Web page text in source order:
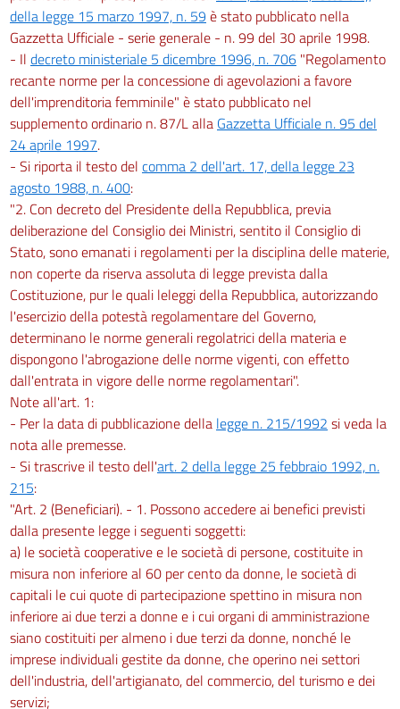
della legge 15 marzo 1997, n. 59 è stato pubblicato nella
Gazzetta Ufficiale - serie generale - n. 99 del 30 aprile 1998.
- Il decreto ministeriale 5 dicembre 1996, n. 706 "Regolamento
recante norme per la concessione di agevolazioni a favore
dell'imprenditoria femminile" è stato pubblicato nel
supplemento ordinario n. 87/L alla Gazzetta Ufficiale n. 95 del
24 aprile 1997.
- Si riporta il testo del comma 2 dell'art. 17, della legge 23
agosto 1988, n. 400:
"2. Con decreto del Presidente della Repubblica, previa
deliberazione del Consiglio dei Ministri, sentito il Consiglio di
Stato, sono emanati i regolamenti per la disciplina delle materie,
non coperte da riserva assoluta di legge prevista dalla
Costituzione, pur le quali leleggi della Repubblica, autorizzando
l'esercizio della potestà regolamentare del Governo,
determinano le norme generali regolatrici della materia e
dispongono l'abrogazione delle norme vigenti, con effetto
dall'entrata in vigore delle norme regolamentari".
Note all'art. 1:
- Per la data di pubblicazione della legge n. 215/1992 si veda la
nota alle premesse.
- Si trascrive il testo dell'art. 2 della legge 25 febbraio 1992, n.
215:
"Art. 2 (Beneficiari). - 1. Possono accedere ai benefici previsti
dalla presente legge i seguenti soggetti:
a) le società cooperative e le società di persone, costituite in
misura non inferiore al 60 per cento da donne, le società di
capitali le cui quote di partecipazione spettino in misura non
inferiore ai due terzi a donne e i cui organi di amministrazione
siano costituiti per almeno i due terzi da donne, nonché le
imprese individuali gestite da donne, che operino nei settori
dell'industria, dell'artigianato, del commercio, del turismo e dei
servizi;